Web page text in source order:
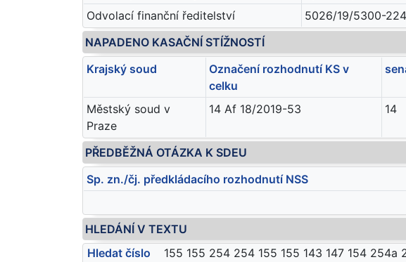
Odvolací finanční ředitelství
5026/19/5300-
NAPADENO KASAČNÍ STÍŽNOSTÍ
Krajský soud
Označení rozhodnutí KS v
celku
Městský soud v
Praze
14 Af 18/2019-53 14
PŘEDBĚŽNÁ OTÁZKA K SDEU
Sp. zn./čj. předkládacího rozhodnutí NSS
HLEDÁNÍ V TEXTU
Hledat číslo
155 155 254 254 155 155 143 147 154